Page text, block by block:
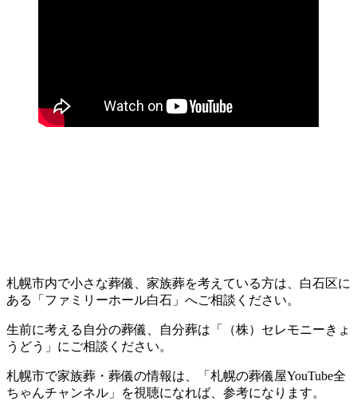
札幌市内で小さな葬儀、家族葬を考えている方は、白石区に
ある「ファミリーホール白石」へご相談ください。
生前に考える自分の葬儀、自分葬は「（株）セレモニーきょ
うどう」にご相談ください。
札幌市で家族葬・葬儀の情報は、「札幌の葬儀屋YouTube全
ちゃんチャンネル」を視聴になれば、参考になります。